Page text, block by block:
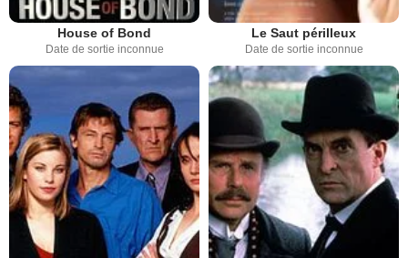
House of Bond
Date de sortie inconnue
Le Saut périlleux
Date de sortie inconnue